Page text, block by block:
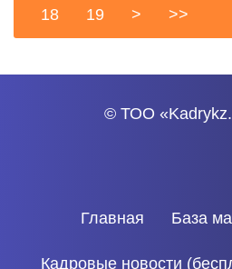
18
19 > >>
© ТОО
Главная База
Кадровые новости